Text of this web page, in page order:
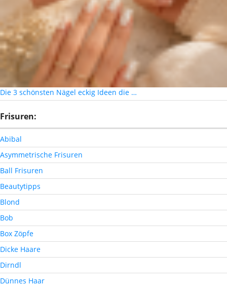
Die 3 schönsten Nägel eckig Ideen die …
Frisuren:
Abibal
Asymmetrische Frisuren
Ball Frisuren
Beautytipps
Blond
Bob
Box Zöpfe
Dicke Haare
Dirndl
Dünnes Haar